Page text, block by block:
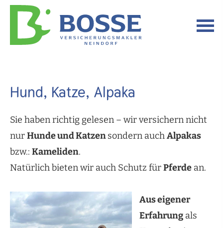
Hund, Katze, Alpaka
Sie haben richtig gelesen – wir ver­sichern nicht
nurHunde und Katzensondern auchAlpakas
bzw.: Kameliden.
Natürlich bieten wir auch Schutz fürPferde an.
Aus eigener
Erfahrung als